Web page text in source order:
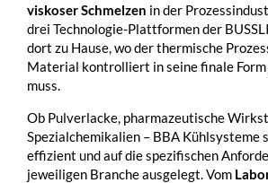
viskoser Schmelzen in der
drei Technologie-Plattformen der
dort zu Hause, wo der thermische
Material kontrolliert in seine finale
muss.
Ob Pulverlacke, pharmazeutische
Spezialchemikalien – BBA Kühlsysteme
effizient und auf die spezifischen
jeweiligen Branche ausgelegt. Vom